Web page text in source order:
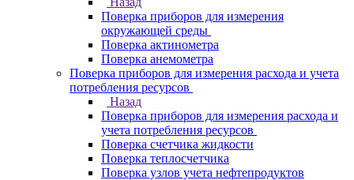
Поверка приборов для измерения
окружающей среды
Поверка актинометра
Поверка анемометра
Поверка приборов для измерения расхода и учета
потребления ресурсов
Назад
Поверка приборов для измерения расхода и
учета потребления ресурсов
Поверка счетчика жидкости
Поверка теплосчетчика
Поверка узлов учета нефтепродуктов